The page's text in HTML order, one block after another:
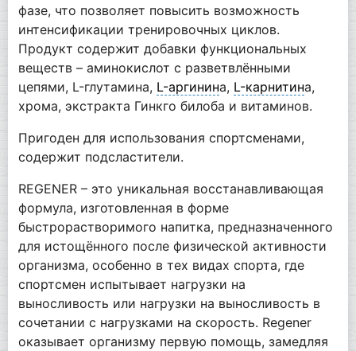
фазе, что позволяет повысить возможность
интенсификации тренировочных циклов.
Продукт содержит добавки функциональных
веществ – аминокислот с разветвлёнными
цепями, L-глутамина, L-аргинина, L-карнитина,
хрома, экстракта Гинкго билоба и витаминов.
Пригоден для использования спортсменами,
содержит подсластители.
REGENER – это уникальная восстанавливающая
формула, изготовленная в форме
быстрорастворимого напитка, предназначенного
для истощённого после физической активности
организма, особенно в тех видах спорта, где
спортсмен испытывает нагрузки на
выносливость или нагрузки на выносливость в
сочетании с нагрузками на скорость. Regener
оказывает организму первую помощь, замедляя